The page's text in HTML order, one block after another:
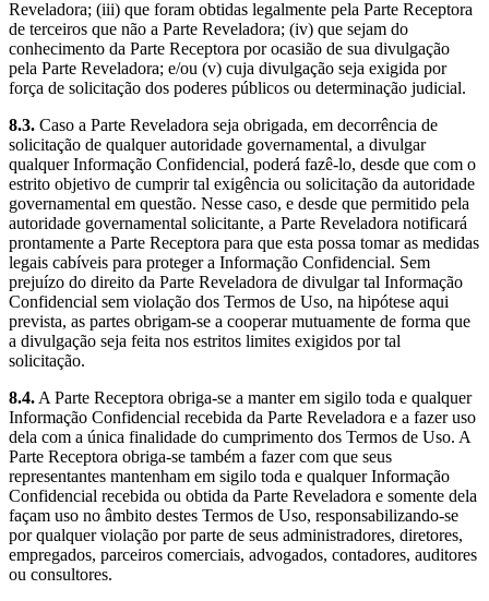
Reveladora; (iii) que foram obtidas legalmente pela Parte Receptora
de terceiros que não a Parte Reveladora; (iv) que sejam do
conhecimento da Parte Receptora por ocasião de sua divulgação
pela Parte Reveladora; e/ou (v) cuja divulgação seja exigida por
força de solicitação dos poderes públicos ou determinação judicial.
8.3. Caso a Parte Reveladora seja obrigada, em decorrência de
solicitação de qualquer autoridade governamental, a divulgar
qualquer Informação Confidencial, poderá fazê-lo, desde que com o
estrito objetivo de cumprir tal exigência ou solicitação da autoridade
governamental em questão. Nesse caso, e desde que permitido pela
autoridade governamental solicitante, a Parte Reveladora notificará
prontamente a Parte Receptora para que esta possa tomar as medidas
legais cabíveis para proteger a Informação Confidencial. Sem
prejuízo do direito da Parte Reveladora de divulgar tal Informação
Confidencial sem violação dos Termos de Uso, na hipótese aqui
prevista, as partes obrigam-se a cooperar mutuamente de forma que
a divulgação seja feita nos estritos limites exigidos por tal
solicitação.
8.4. A Parte Receptora obriga-se a manter em sigilo toda e qualquer
Informação Confidencial recebida da Parte Reveladora e a fazer uso
dela com a única finalidade do cumprimento dos Termos de Uso. A
Parte Receptora obriga-se também a fazer com que seus
representantes mantenham em sigilo toda e qualquer Informação
Confidencial recebida ou obtida da Parte Reveladora e somente dela
façam uso no âmbito destes Termos de Uso, responsabilizando-se
por qualquer violação por parte de seus administradores, diretores,
empregados, parceiros comerciais, advogados, contadores, auditores
ou consultores.